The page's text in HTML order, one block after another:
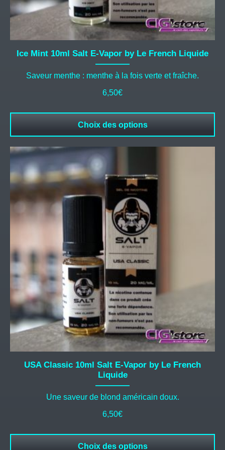
Ice Mint 10ml Salt E-Vapor by Le French Liquide
Saveur menthe : menthe à la fois verte et fraîche.
6,50€
Choix des options
USA Classic 10ml Salt E-Vapor by Le French
Liquide
Une saveur de blond américain doux.
6,50€
Choix des options
Ce
produit
a
plusieurs
options
choisies
sur
la
produit